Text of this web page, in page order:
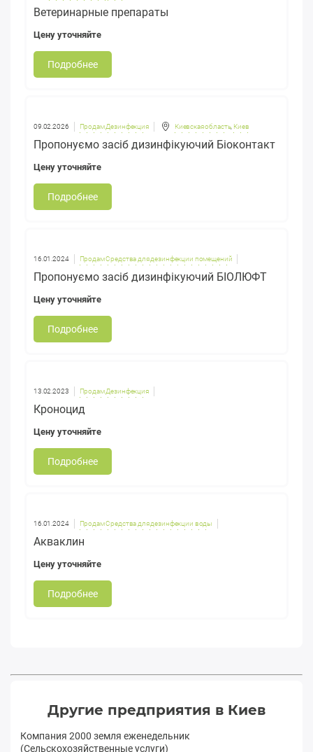
Ветеринарные препараты
Цену уточняйте
Подробнее
09.02.2026 Продам Дезинфекция Киевская область, Киев
Пропонуємо засіб дизинфікуючий Біоконтакт
Цену уточняйте
Подробнее
16.01.2024 Продам Средства для дезинфекции помещений
Пропонуємо засіб дизинфікуючий БІОЛЮФТ
Цену уточняйте
Подробнее
13.02.2023 Продам Дезинфекция
Кроноцид
Цену уточняйте
Подробнее
16.01.2024 Продам Средства для дезинфекции воды
Акваклин
Цену уточняйте
Подробнее
Другие предприятия в Киев
Компания 2000 земля еженедельник
(Сельскохозяйственные услуги)